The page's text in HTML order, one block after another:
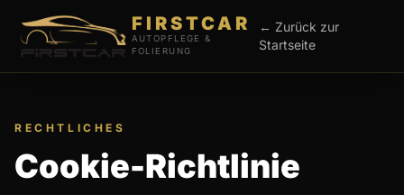
FIRSTCAR
AUTOPFLEGE &
FOLIERUNG
← Zurück zur
Startseite
RECHTLICHES
Cookie-Richtlinie